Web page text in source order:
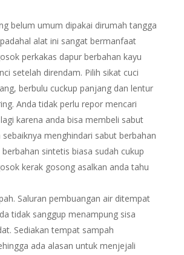
belum umum dipakai dirumah tangga
alat ini sangat bermanfaat
perkakas dapur berbahan kayu
setelah direndam. Pilih sikat cuci
berbulu cuckup panjang dan lentur
Anda tidak perlu repor mencari
karena anda bisa membeli sabut
sebaiknya menghindari sabut berbahan
sintetis biasa sudah cukup
kerak gosong asalkan anda tahu
Saluran pembuangan air ditempat
tidak sanggup menampung sisa
Sediakan tempat sampah
ada alasan untuk menjejali